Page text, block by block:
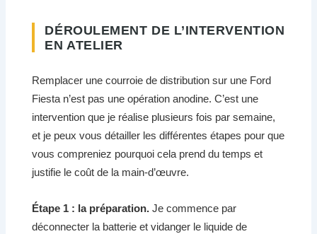
DÉROULEMENT DE L’INTERVENTION
EN ATELIER
Remplacer une courroie de distribution sur une Ford
Fiesta n’est pas une opération anodine. C’est une
intervention que je réalise plusieurs fois par semaine,
et je peux vous détailler les différentes étapes pour que
vous compreniez pourquoi cela prend du temps et
justifie le coût de la main-d’œuvre.
Étape 1 : la préparation. Je commence par
déconnecter la batterie et vidanger le liquide de